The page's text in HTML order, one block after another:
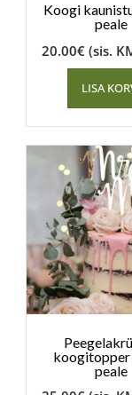
Koogi
peale
20.00€ (sis.
LISA
peale